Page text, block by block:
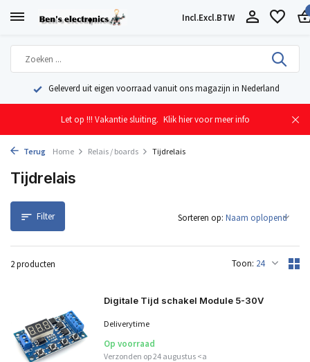
Incl.Excl.BTW
Geleverd uit eigen voorraad vanuit ons magazijn in Nederland
Let op !!! Vakantie sluiting. Klik hier voor meer info
Terug Home Relais / boards Tijdrelais
Tijdrelais
Filter
2 producten Toon:
Sorteren op:
Digitale Tijd schakel Module 5-30V
Deliverytime
Op voorraad
Verzonden op 24 augustus <a